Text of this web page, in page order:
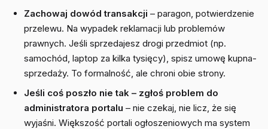
Zachowaj dowód transakcji – paragon, potwierdzenie
przelewu. Na wypadek reklamacji lub problemów
prawnych. Jeśli sprzedajesz drogi przedmiot (np.
samochód, laptop za kilka tysięcy), spisz umowę kupna-
sprzedaży. To formalność, ale chroni obie strony.
Jeśli coś poszło nie tak – zgłoś problem do
administratora portalu – nie czekaj, nie licz, że się
wyjaśni. Większość portali ogłoszeniowych ma system